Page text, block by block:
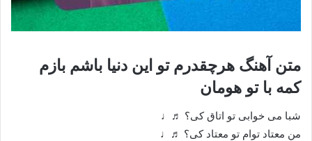
متن آهنگ هرچقدرم تو این دنیا باشم بازم
کمه با تو هومان
شبا می خوابی تو اتاق کی؟ ♬♩
من معتاد توام تو معتاد کی؟ ♬♩